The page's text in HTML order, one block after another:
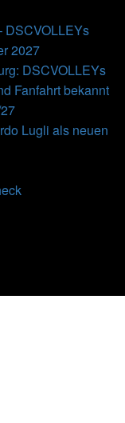
DSCVOLLEYs
2027
DSCVOLLEYs
Fanfahrt bekannt
Lugli als neuen